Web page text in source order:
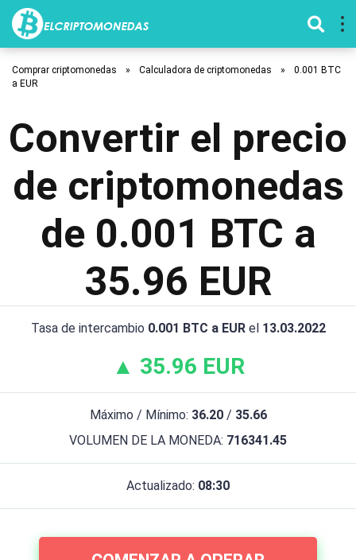
Comprar criptomonedas » Calculadora de criptomonedas »
0.001 BTC
a EUR
Convertir el precio
de criptomonedas
de 0.001 BTC a
35.96 EUR
Tasa de intercambio 0.001 BTC a EURel 13.03.2022
▲ 35.96 EUR
Máximo / Mínimo: 36.20/ 35.66
VOLUMEN DE LA MONEDA: 716341.45
Actualizado: 08:30